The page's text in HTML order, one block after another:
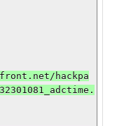
hackpa